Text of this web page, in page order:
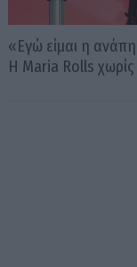
«Εγώ είμαι η
Η Maria Rolls χωρίς